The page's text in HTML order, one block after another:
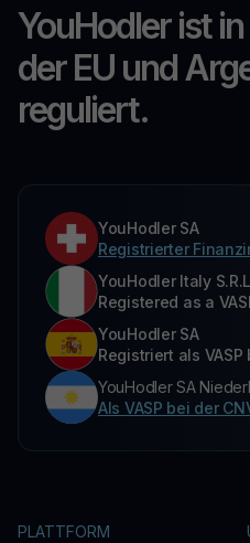
YouHodler ist
der EU und
reguliert.
YouHodler SA
Registrierter
YouHodler Italy
Registered as a
YouHodler SA
Registriert als
YouHodler SA
Als VASP bei der
PLATTFORM